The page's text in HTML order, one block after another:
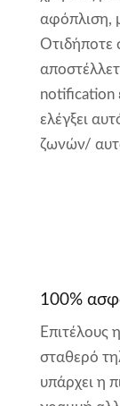
αφόπλιση,
Οτιδήποτε
notification
ελέγξει
ζωνών/
100%
Επιτέλους
σταθερό
υπάρχει η